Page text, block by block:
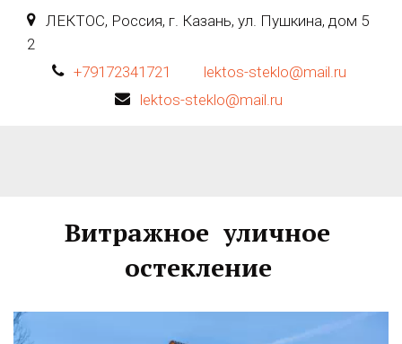
ЛЕКТОС, Россия, г. Казань, ул. Пушкина, дом 5
2
+79172341721
lektos-steklo@mail.ru
lektos-steklo@mail.ru
Витражное  уличное
остекление